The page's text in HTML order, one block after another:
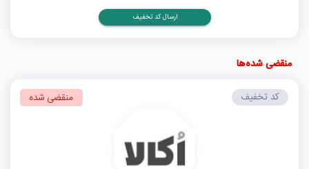
ارسال کد تخفیف
منقضی شده‌ها
کد تخفیف منقضی شده